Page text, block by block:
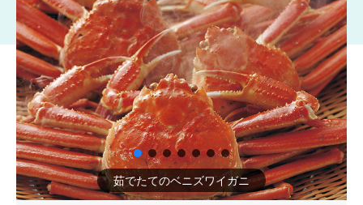
茹でたてのベニズワイガニ